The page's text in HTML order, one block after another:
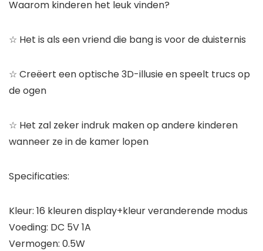
Waarom kinderen het leuk vinden?
☆ Het is als een vriend die bang is voor de duisternis
☆ Creëert een optische 3D-illusie en speelt trucs op
de ogen
☆ Het zal zeker indruk maken op andere kinderen
wanneer ze in de kamer lopen
Specificaties:
Kleur: 16 kleuren display+kleur veranderende modus
Voeding: DC 5V 1A
Vermogen: 0.5W